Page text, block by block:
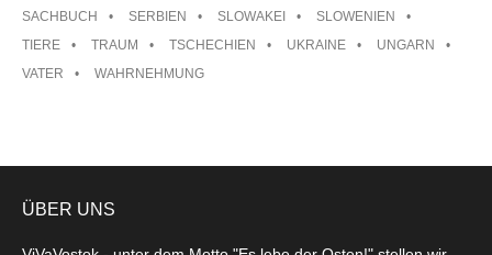
SACHBUCH
SERBIEN SLOWAKEI
SLOWENIEN
TIERE
TRAUM TSCHECHIEN UKRAINE
UNGARN
VATER
WAHRNEHMUNG
ÜBER UNS